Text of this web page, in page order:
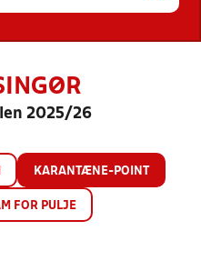
2025/26
KARANTÆNE-POINT
FOR PULJE